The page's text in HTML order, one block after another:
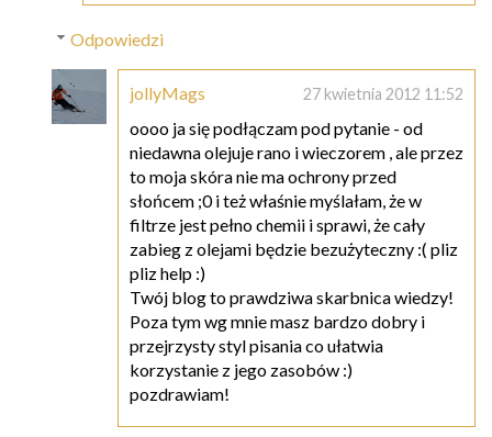
Odpowiedzi
jollyMags 27 kwietnia 2012 11:52
oooo ja się podłączam pod pytanie - od
niedawna olejuje rano i wieczorem , ale przez
to moja skóra nie ma ochrony przed
słońcem ;0 i też właśnie myślałam, że w
filtrze jest pełno chemii i sprawi, że cały
zabieg z olejami będzie bezużyteczny :( pliz
pliz help :)
Twój blog to prawdziwa skarbnica wiedzy!
Poza tym wg mnie masz bardzo dobry i
przejrzysty styl pisania co ułatwia
korzystanie z jego zasobów :)
pozdrawiam!